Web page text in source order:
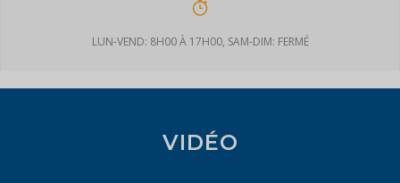
LUN-VEND: 8H00 À 17H00, SAM-DIM: FERMÉ
VIDÉO